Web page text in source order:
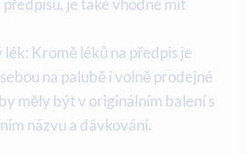
je také vhodné mít
Kromě léků na předpis je
na palubě i volně prodejné
měly být v originálním balení s
názvu a dávkování.